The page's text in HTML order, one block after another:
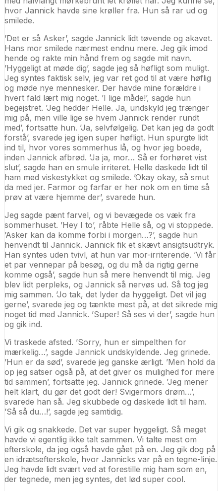
hvor Jannick havde sine krøller fra. Hun så rar ud og
smilede.
’Det er så Asker’, sagde Jannick lidt tøvende og akavet.
Hans mor smilede nærmest endnu mere. Jeg gik imod
hende og rakte min hånd frem og sagde mit navn.
’Hyggeligt at møde dig’, sagde jeg så høfligt som muligt.
Jeg syntes faktisk selv, jeg var ret god til at være høflig
og møde nye mennesker. Der havde mine forældre i
hvert fald lært mig noget. ’I lige måde!’, sagde hun
begejstret. ’Jeg hedder Helle. Ja, undskyld jeg trænger
mig på, men ville lige se hvem Jannick render rundt
med’, fortsatte hun. ’Ja, selvfølgelig. Det kan jeg da godt
forstå’, svarede jeg igen super høfligt. Hun spurgte lidt
ind til, hvor vores sommerhus lå, og hvor jeg boede,
inden Jannick afbrød. ’Ja ja, mor… Så er forhøret vist
slut’, sagde han en smule irriteret. Helle daskede lidt til
ham med viskestykket og smilede. ’Okay okay, så smut
da med jer. Farmor og farfar er her nok om en time så
prøv at være hjemme der’, svarede hun.
Jeg sagde pænt farvel, og vi bevægede os væk fra
sommerhuset. ’Hey I to’, råbte Helle så, og vi stoppede.
’Asker kan da komme forbi i morgen…?’, sagde hun
henvendt til Jannick. Jannick fik et skævt ansigtsudtryk.
Han syntes uden tvivl, at hun var mor-irriterende. ’Vi får
et par vennepar på besøg, og du må da rigtig gerne
komme også’, sagde hun så mere henvendt til mig. Jeg
blev lidt perpleks, og Jannick så nervøs ud. Så tog jeg
mig sammen. ’Jo tak, det lyder da hyggeligt. Det vil jeg
gerne’, svarede jeg og tænkte mest på, at det sikrede mig
noget tid med Jannick. ’Super! Så ses vi der’, sagde hun
og gik ind.
Vi traskede afsted. ’Sorry, hun er simpelthen for
mærkelig…’, sagde Jannick undskyldende. Jeg grinede.
’Hun er da sød’, svarede jeg ganske ærligt. ’Men hold da
op jeg satser også på, at det giver os mulighed for mere
tid sammen’, fortsatte jeg. Jannick grinede. ’Jeg mener
helt klart, du gør det godt der! Svigermors drøm…’,
svarede han så. Jeg skubbede og daskede lidt til ham.
’Så så du…!’, sagde jeg samtidig.
Vi gik og snakkede. Det var super hyggeligt. Så meget
havde vi egentlig ikke talt sammen. Vi talte mest om
efterskole, da jeg også havde gået på en. Jeg gik dog på
en idrætsefterskole, hvor Jannicks var på en tegne-linje.
Jeg havde lidt svært ved at forestille mig ham som en,
der tegnede, men jeg syntes, det lød super cool.